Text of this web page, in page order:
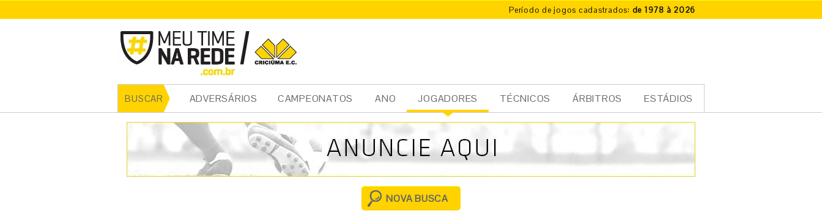
Período de jogos cadastrados: de 1978 à 2026
BUSCAR ADVERSÁRIOS CAMPEONATOS ANO JOGADORES TÉCNICOS ÁRBITROS ESTÁDIOS
cia
l
NOVA BUSCA